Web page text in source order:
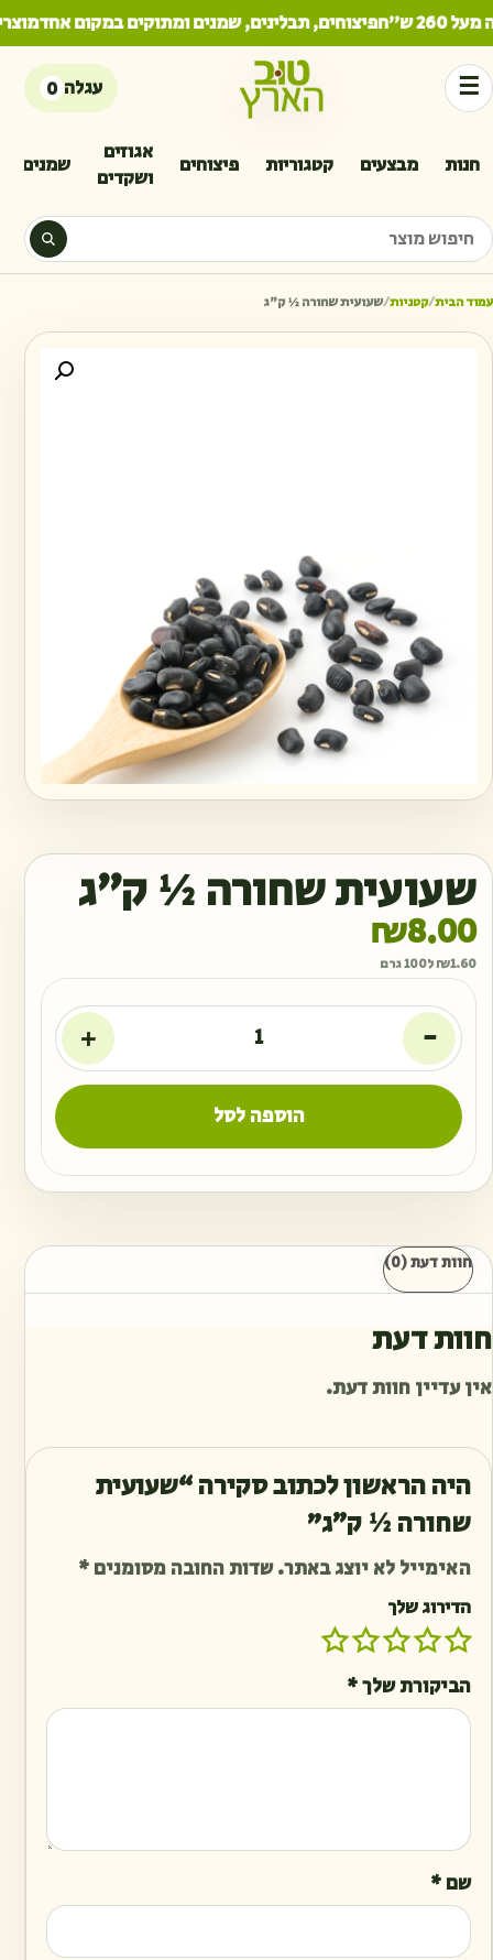
ש"ח פיצוחים, תבלינים, שמנים ומתוקים במקום אחד
☰
חנות מבצעים קטגוריות פיצוחים
אגוזים
ושקדים
שמנים
חיפוש מוצר
עגלה 0
עמוד הבית/קטניות/שעועית שחורה ½ ק״ג
שעועית שחורה ½ ק״ג
₪8.00
₪1.60 ל100 גרם
-
+
הוספה לסל
חוות דעת (0)
חוות דעת
אין עדיין חוות דעת.
היה הראשון לכתוב סקירה “שעועית
שחורה ½ ק״ג”
האימייל לא יוצג באתר.שדות החובה מסומנים*
הדירוג שלך
הביקורת שלך*
שם*